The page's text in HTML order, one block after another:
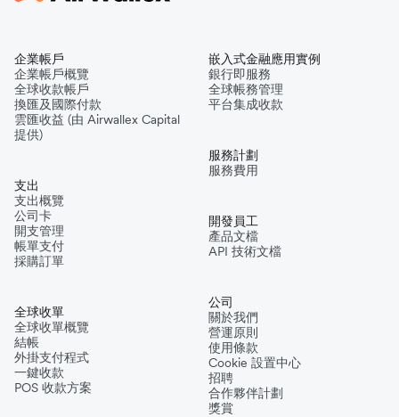
企業帳戶
企業帳戶概覽
全球收款帳戶
換匯及國際付款
雲匯收益 (由 Airwallex Capital
提供)
支出
支出概覽
公司卡
開支管理
帳單支付
採購訂單
全球收單
全球收單概覽
結帳
外掛支付程式
一鍵收款
POS 收款方案
嵌入式金融應用實例
銀行即服務
全球帳務管理
平台集成收款
服務計劃
服務費用
開發員工
產品文檔
API 技術文檔
公司
關於我們
營運原則
使用條款
Cookie 設置中心
招聘
合作夥伴計劃
獎賞